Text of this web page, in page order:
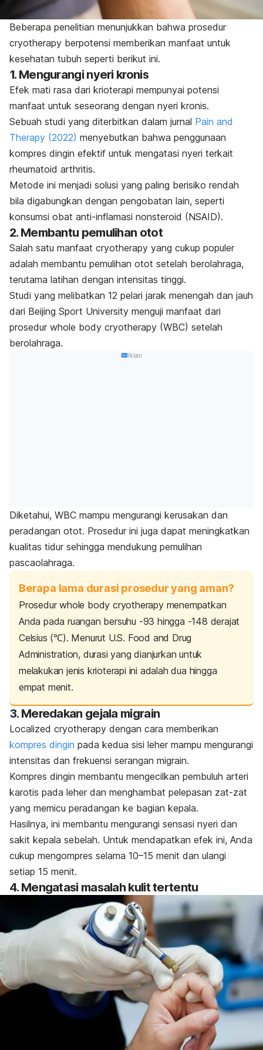
Beberapa penelitian menunjukkan bahwa prosedur
cryotherapy berpotensi memberikan manfaat untuk
kesehatan tubuh seperti berikut ini.
1. Mengurangi nyeri kronis
Efek mati rasa dari krioterapi mempunyai potensi
manfaat untuk seseorang dengan nyeri kronis.
Sebuah studi yang diterbitkan dalam jurnal Pain and
Therapy (2022) menyebutkan bahwa penggunaan
kompres dingin efektif untuk mengatasi nyeri terkait
rheumatoid arthritis.
Metode ini menjadi solusi yang paling berisiko rendah
bila digabungkan dengan pengobatan lain, seperti
konsumsi obat anti-inflamasi nonsteroid (NSAID).
2. Membantu pemulihan otot
Salah satu manfaat cryotherapy yang cukup populer
adalah membantu pemulihan otot setelah berolahraga,
terutama latihan dengan intensitas tinggi.
Studi yang melibatkan 12 pelari jarak menengah dan jauh
dari Beijing Sport University menguji manfaat dari
prosedur whole body cryotherapy (WBC) setelah
berolahraga.
Iklan
Diketahui, WBC mampu mengurangi kerusakan dan
peradangan otot. Prosedur ini juga dapat meningkatkan
kualitas tidur sehingga mendukung pemulihan
pascaolahraga.
Berapa lama durasi prosedur yang aman?
Prosedurwhole body cryotherapy menempatkan
Anda pada ruangan bersuhu -93 hingga -148 derajat
Celsius (℃). Menurut U.S. Food and Drug
Administration, durasi yang dianjurkan untuk
melakukan jenis krioterapi ini adalah dua hingga
empat menit.
3. Meredakan gejala migrain
Localized cryotherapy dengan cara memberikan
kompres dingin pada kedua sisi leher mampu mengurangi
intensitas dan frekuensi serangan migrain.
Kompres dingin membantu mengecilkan pembuluh arteri
karotis pada leher dan menghambat pelepasan zat-zat
yang memicu peradangan ke bagian kepala.
Hasilnya, ini membantu mengurangi sensasi nyeri dan
sakit kepala sebelah. Untuk mendapatkan efek ini, Anda
cukup mengompres selama 10–15 menit dan ulangi
setiap 15 menit.
4. Mengatasi masalah kulit tertentu